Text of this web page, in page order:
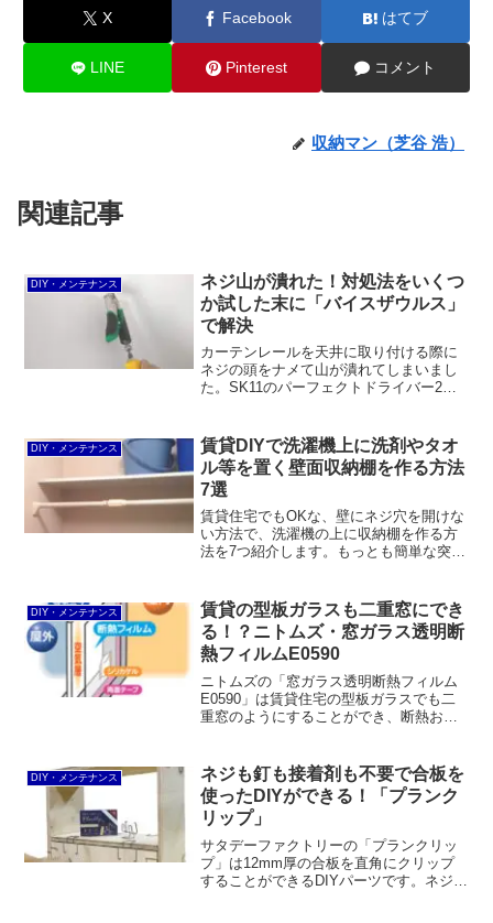
X Facebook はてブ
LINE Pinterest コメント
収納マン（芝谷 浩）
関連記事
DIY・メンテナンス
ネジ山が潰れた！対処法をいくつ
か試した末に「バイスザウルス」
で解決
カーテンレールを天井に取り付ける際に
ネジの頭をナメて山が潰れてしまいまし
た。SK11のパーフェクトドライバー2や
3でようやくネジを回すことができまし
た。
DIY・メンテナンス
賃貸DIYで洗濯機上に洗剤やタオ
ル等を置く壁面収納棚を作る方法
7選
賃貸住宅でもOKな、壁にネジ穴を開けな
い方法で、洗濯機の上に収納棚を作る方
法を7つ紹介します。もっとも簡単な突っ
えでランドリーラックを取り付ける方法
まで色々あります。
DIY・メンテナンス
賃貸の型板ガラスも二重窓にでき
る！？ニトムズ・窓ガラス透明断
熱フィルムE0590
ニトムズの「窓ガラス透明断熱フィルム
E0590」は賃貸住宅の型板ガラスでも二
重窓のようにすることができ、断熱およ
り高いと感じます。また、退去時に剥が
すのが大変でした。
DIY・メンテナンス
ネジも釘も接着剤も不要で合板を
使ったDIYができる！「プランク
リップ」
サタデーファクトリーの「プランクリッ
プ」は12mm厚の合板を直角にクリップ
することができるDIYパーツです。ネジも